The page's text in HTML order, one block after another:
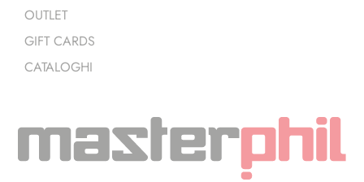
OUTLET
GIFT CARDS
CATALOGHI